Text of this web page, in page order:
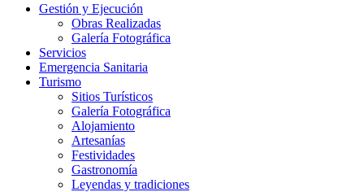
Gestión y Ejecución
Obras Realizadas
Galería Fotográfica
Servicios
Emergencia Sanitaria
Turismo
Sitios Turísticos
Galería Fotográfica
Alojamiento
Artesanías
Festividades
Gastronomía
Leyendas y tradiciones